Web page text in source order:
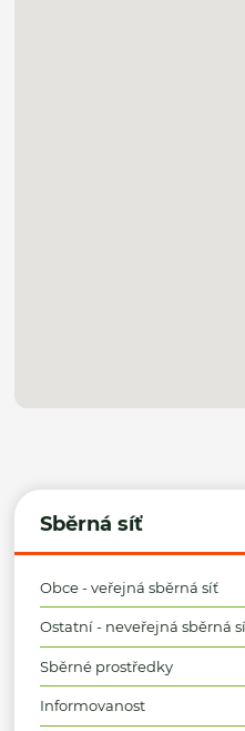
Sběrná síť
Obce - veřejná sběrná síť
Ostatní - neveřejná sběrná
Sběrné prostředky
Informovanost